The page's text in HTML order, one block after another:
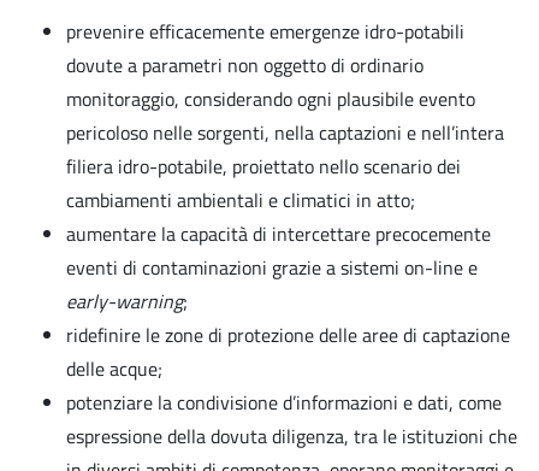
prevenire efficacemente emergenze idro-potabili
dovute a parametri non oggetto di ordinario
monitoraggio, considerando ogni plausibile evento
pericoloso nelle sorgenti, nella captazioni e nell’intera
filiera idro-potabile, proiettato nello scenario dei
cambiamenti ambientali e climatici in atto;
aumentare la capacità di intercettare precocemente
eventi di contaminazioni grazie a sistemi on-line e
early-warning;
ridefinire le zone di protezione delle aree di captazione
delle acque;
potenziare la condivisione d’informazioni e dati, come
espressione della dovuta diligenza, tra le istituzioni che